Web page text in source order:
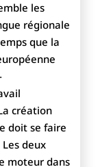
les
régionale
que la
création
doit se faire
deux
moteur dans